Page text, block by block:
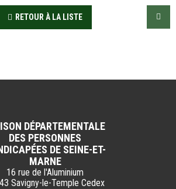
RETOUR À LA LISTE
DÉPARTEMENTALE
DES PERSONNES
DE SEINE-ET-
MARNE
16 rue de l'Aluminium
Savigny-le-Temple Cedex